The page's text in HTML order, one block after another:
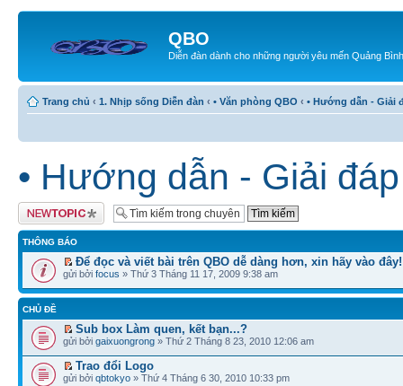
QBO
Diễn đàn dành cho những người yêu mến Quảng Bình
Trang chủ ‹ 1. Nhịp sống Diễn đàn ‹ • Văn phòng QBO ‹ • Hướng dẫn - Giải
• Hướng dẫn - Giải đáp
Tạo chủ đề mới
THÔNG BÁO
Để đọc và viết bài trên QBO dễ dàng hơn, xin hãy vào đây!
gửi bởi focus » Thứ 3 Tháng 11 17, 2009 9:38 am
CHỦ ĐỀ
Sub box Làm quen, kết bạn...?
gửi bởi gaixuongrong » Thứ 2 Tháng 8 23, 2010 12:06 am
Trao đổi Logo
gửi bởi qbtokyo » Thứ 4 Tháng 6 30, 2010 10:33 pm